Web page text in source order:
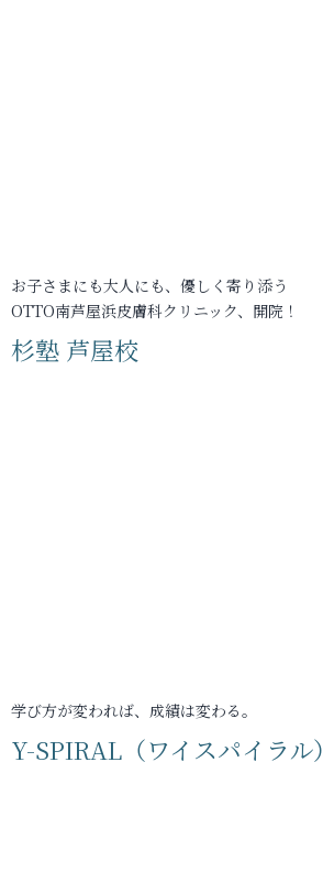
お子さまにも大人にも、優しく寄り添う
OTTO南芦屋浜皮膚科クリニック、開院！
杉塾 芦屋校
学び方が変われば、成績は変わる。
Y-SPIRAL（ワイスパイラル）